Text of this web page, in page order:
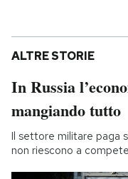
ALTRE STORIE
In Russia
mangiando tutto
Il settore militare paga
non riescono a